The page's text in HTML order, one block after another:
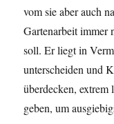
vom sie aber auch
Gartenarbeit immer
soll. Er liegt in
unterscheiden und
überdecken,
geben, um